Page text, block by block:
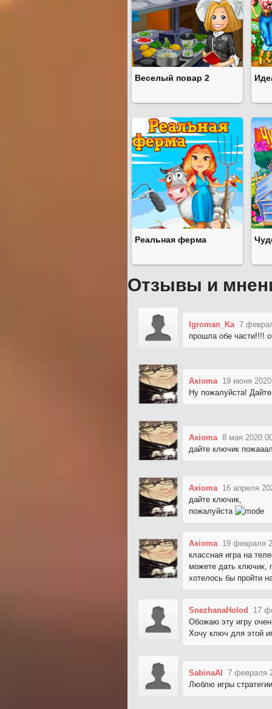
Веселый повар 2
Реальная ферма
Отзывы и
Igroman_Ka 7
прошла обе части!!!!
Axioma 19 июня
Ну пожалуйста!
Axioma 8 мая 2020
дайте ключик
Axioma 16 апреля
дайте ключик,
пожалуйста
Axioma 19 февраля
классная игра на
можете дать ключик,
хотелось бы пройти
SnezhanaHolod
17
Обожаю эту игру
Хочу ключ для этой
SabinaAl 7 февраля
Люблю игры